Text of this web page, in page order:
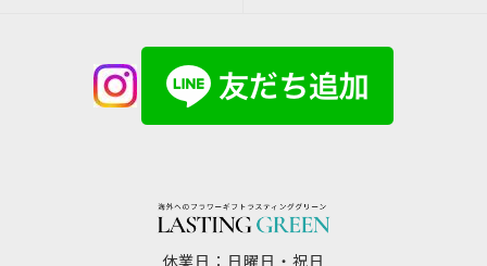
休業日：日曜日・祝日